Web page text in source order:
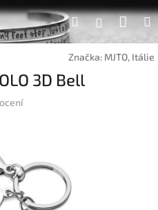
Hledat
Značka: MJTO, Itálie
3D Bell